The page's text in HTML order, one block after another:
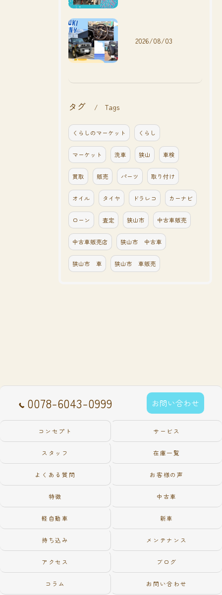
2026/08/03
タグ Tags
くらしのマーケット くらし
マーケット 洗車 狭山 車検
買取 販売 パーツ 取り付け
オイル タイヤ ドラレコ カーナビ
ローン 査定 狭山市 中古車販売
中古車販売店 狭山市 中古車
狭山市 車 狭山市 車販売
0078-6043-0999 お問い合わせ
コンセプト サービス
スタッフ 在庫一覧
よくある質問 お客様の声
特徴 中古車
軽自動車 新車
持ち込み メンテナンス
アクセス ブログ
コラム お問い合わせ